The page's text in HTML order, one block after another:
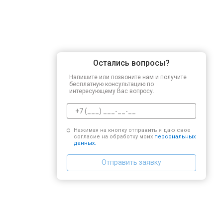
Остались вопросы?
Напишите или позвоните нам и получите
бесплатную консультацию по
интересующему Вас вопросу.
Нажимая на кнопку отправить я даю свое
согласие на обработку моих персональных
данных.
Отправить заявку